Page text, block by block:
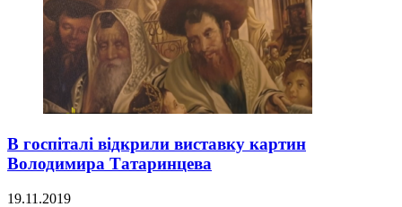
В госпіталі відкрили виставку картин
Володимира Татаринцева
19.11.2019